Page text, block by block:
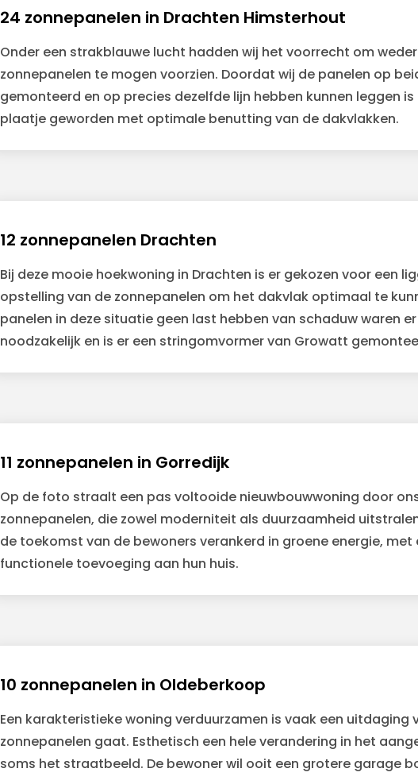
24 zonnepanelen in Drachten Himsterhout
Onder een strakblauwe lucht hadden wij het voorrecht om
zonnepanelen te mogen voorzien. Doordat wij de panelen op
gemonteerd en op precies dezelfde lijn hebben kunnen leggen
plaatje geworden met optimale benutting van de dakvlakken.
12 zonnepanelen Drachten
Bij deze mooie hoekwoning in Drachten is er gekozen voor een
opstelling van de zonnepanelen om het dakvlak optimaal te
panelen in deze situatie geen last hebben van schaduw waren
noodzakelijk en is er een stringomvormer van Growatt
11 zonnepanelen in Gorredijk
Op de foto straalt een pas voltooide nieuwbouwwoning door
zonnepanelen, die zowel moderniteit als duurzaamheid
de toekomst van de bewoners verankerd in groene energie, met
functionele toevoeging aan hun huis.
10 zonnepanelen in Oldeberkoop
Een karakteristieke woning verduurzamen is vaak een uitdaging
zonnepanelen gaat. Esthetisch een hele verandering in het
soms het straatbeeld. De bewoner wil ooit een grotere garage